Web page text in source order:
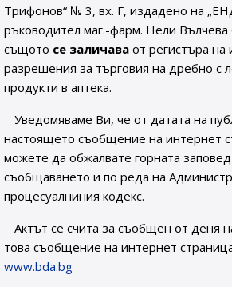
Трифонов“ № 3, вх. Г, издадено на
ръководител маг.-фарм. Нели Вълчева
същото се заличава от регистъра на
разрешения за търговия на дребно с
продукти в аптека.
Уведомяваме Ви, че от датата на
настоящето съобщение на интернет
можете да обжалвате горната
съобщаването и по реда на
процесуалниния кодекс.
Актът се счита за съобщен от деня
това съобщение на интернет
www.bda.bg